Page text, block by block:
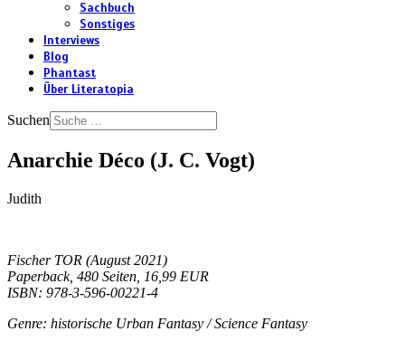
Sachbuch
Sonstiges
Interviews
Blog
Phantast
Über Literatopia
Suchen
Anarchie Déco (J. C. Vogt)
Judith
Fischer TOR (August 2021)
Paperback, 480 Seiten, 16,99 EUR
ISBN: 978-3-596-00221-4
Genre: historische Urban Fantasy / Science Fantasy